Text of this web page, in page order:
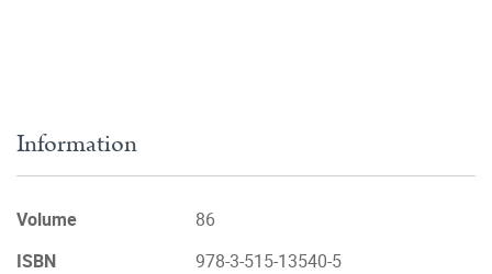
Information
Volume
86
ISBN
978-3-515-13540-5